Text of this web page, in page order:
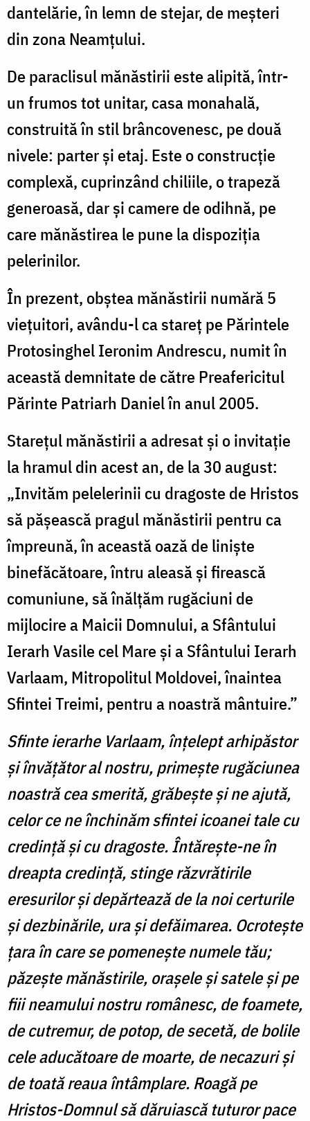
dantelărie, în lemn de stejar, de meşteri
din zona Neamţului.
De paraclisul mănăstirii este alipită, într-
un frumos tot unitar, casa monahală,
construită în stil brâncovenesc, pe două
nivele: parter şi etaj. Este o construcţie
complexă, cuprinzând chiliile, o trapeză
generoasă, dar şi camere de odihnă, pe
care mănăstirea le pune la dispoziţia
pelerinilor.
În prezent, obştea mănăstirii numără 5
vieţuitori, avându-l ca stareţ pe Părintele
Protosinghel Ieronim Andrescu, numit în
această demnitate de către Preafericitul
Părinte Patriarh Daniel în anul 2005.
Stareţul mănăstirii a adresat şi o invitaţie
la hramul din acest an, de la 30 august:
„Invităm pelelerinii cu dragoste de Hristos
să păşească pragul mănăstirii pentru ca
împreună, în această oază de linişte
binefăcătoare, întru aleasă şi firească
comuniune, să înălţăm rugăciuni de
mijlocire a Maicii Domnului, a Sfântului
Ierarh Vasile cel Mare şi a Sfântului Ierarh
Varlaam, Mitropolitul Moldovei, înaintea
Sfintei Treimi, pentru a noastră mântuire.”
Sfinte ierarhe Varlaam, înţelept arhipăstor
şi învăţător al nostru, primeşte rugăciunea
noastră cea smerită, grăbeşte şi ne ajută,
celor ce ne închinăm sfintei icoanei tale cu
credinţă şi cu dragoste. Întăreşte-ne în
dreapta credinţă, stinge răzvrătirile
eresurilor şi depărtează de la noi certurile
şi dezbinările, ura şi defăimarea. Ocroteşte
ţara în care se pomeneşte numele tău;
păzeşte mănăstirile, oraşele şi satele şi pe
fiii neamului nostru românesc, de foamete,
de cutremur, de potop, de secetă, de bolile
cele aducătoare de moarte, de necazuri şi
de toată reaua întâmplare. Roagă pe
Hristos-Domnul să dăruiască tuturor pace